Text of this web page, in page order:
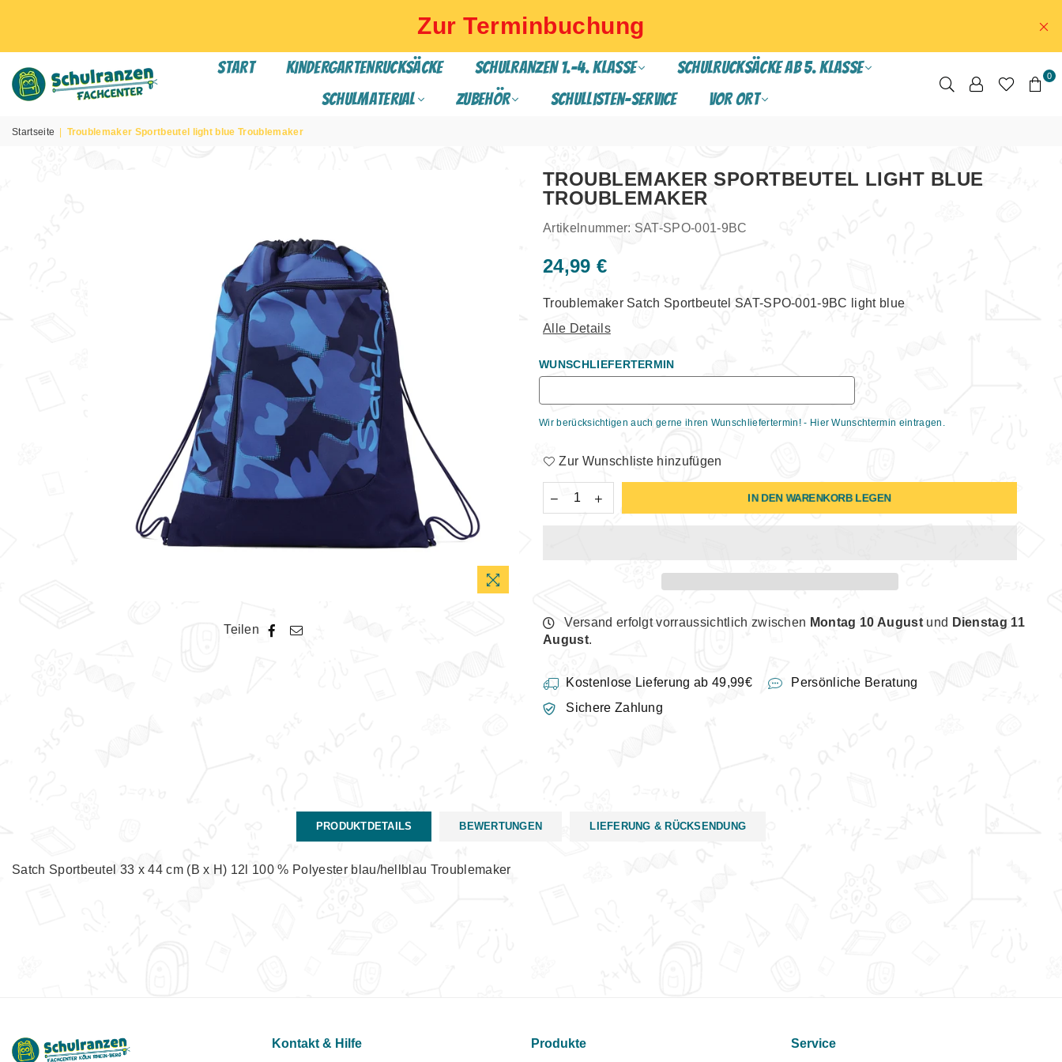
Zur Terminbuchung
FACHCENTER
START KINDERGARTENRUCKSÄCKE SCHULRANZEN 1.-4. Klasse
SCHULRUCKSÄCKE ab 5. Klasse
Schulmaterial
ZUBEHÖR Schullisten-Service VOR ORT
0
Startseite Troublemaker Sportbeutel light blue Troublemaker
Teilen
TROUBLEMAKER SPORTBEUTEL LIGHT BLUE
TROUBLEMAKER
Artikelnummer: SAT-SPO-001-9BC
Normaler
24,99 €
Troublemaker Satch Sportbeutel SAT-SPO-001-9BC light blue
Alle Details
WUNSCHLIEFERTERMIN
Wir berücksichtigen auch gerne ihren Wunschliefertermin! - Hier Wunschtermin eintragen.
Zur Wunschliste hinzufügen
IN DEN WARENKORB LEGEN
Versand erfolgt vorraussichtlich zwischen Montag 10 Augustund Dienstag 11
August.
Kostenlose Lieferung ab 49,99€
Persönliche Beratung
Sichere Zahlung
PRODUKTDETAILS BEWERTUNGEN LIEFERUNG & RÜCKSENDUNG
Satch Sportbeutel 33 x 44 cm (B x H) 12l 100 % Polyester blau/hellblau Troublemaker
Kontakt & Hilfe Produkte Service